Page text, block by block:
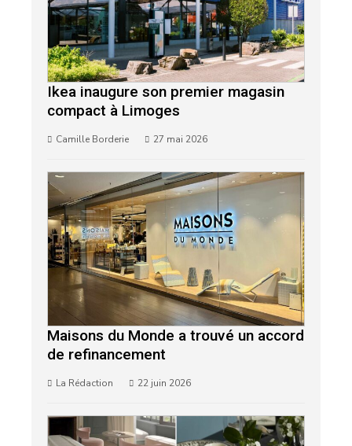
Ikea inaugure son premier magasin
compact à Limoges
Camille Borderie 27 mai 2026
Maisons du Monde a trouvé un accord
de refinancement
La Rédaction 22 juin 2026